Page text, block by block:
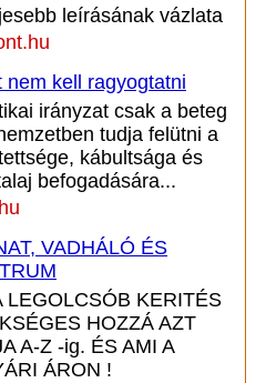
leírásának vázlata
kell ragyogtatni
irányzat csak a beteg
tudja felütni a
kábultsága és
befogadására...
VADHÁLÓ ÉS
KERITÉS
HOZZÁ AZT
A-Z -ig. ÉS AMI A
ÁRON !